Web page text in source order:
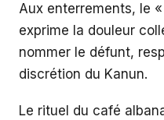
Aux enterrements, le
exprime la douleur
nommer le défunt,
discrétion du Kanun.
Le rituel du café